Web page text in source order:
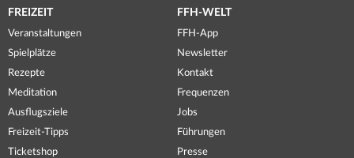
FREIZEIT
Veranstaltungen
Spielplätze
Rezepte
Meditation
Ausflugsziele
Freizeit-Tipps
Ticketshop
FFH-WELT
FFH-App
Newsletter
Kontakt
Frequenzen
Jobs
Führungen
Presse